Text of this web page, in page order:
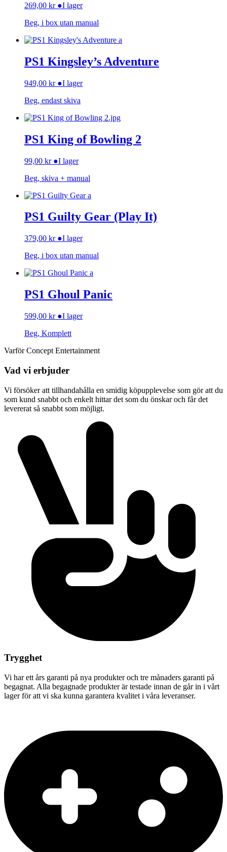
269,00 kr ●I lager
Beg, i box utan manual
PS1 Kingsley’s Adventure
949,00 kr ●I lager
Beg, endast skiva
PS1 King of Bowling 2
99,00 kr ●I lager
Beg, skiva + manual
PS1 Guilty Gear (Play It)
379,00 kr ●I lager
Beg, i box utan manual
PS1 Ghoul Panic
599,00 kr ●I lager
Beg, Komplett
Varför Concept Entertainment
Vad vi erbjuder
Vi försöker att tillhandahålla en smidig köpupplevelse som gör att du
som kund snabbt och enkelt hittar det som du önskar och får det
levererat så snabbt som möjligt.
Trygghet
Vi har ett års garanti på nya produkter och tre månaders garanti på
begagnat. Alla begagnade produkter är testade innan de går in i vårt
lager för att vi ska kunna garantera kvalitet i våra leveranser.